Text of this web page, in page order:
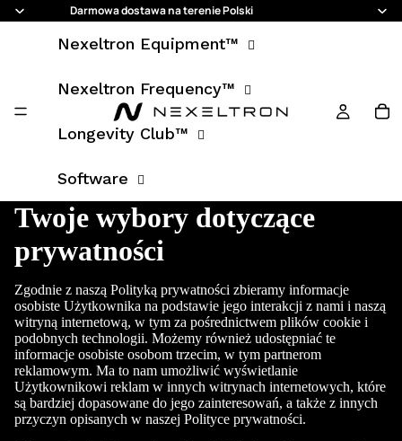
Darmowa dostawa na terenie Polski
Nexeltron Equipment™
Nexeltron Frequency™
Longevity Club™
Software
Twoje wybory dotyczące
prywatności
Zgodnie z naszą Polityką prywatności zbieramy informacje
osobiste Użytkownika na podstawie jego interakcji z nami i naszą
witryną internetową, w tym za pośrednictwem plików cookie i
podobnych technologii. Możemy również udostępniać te
informacje osobiste osobom trzecim, w tym partnerom
reklamowym. Ma to nam umożliwić wyświetlanie
Użytkownikowi reklam w innych witrynach internetowych, które
są bardziej dopasowane do jego zainteresowań, a także z innych
przyczyn opisanych w naszej Polityce prywatności.